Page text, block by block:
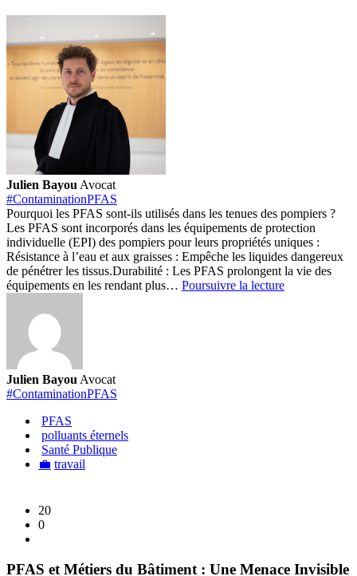
Julien Bayou Avocat
#ContaminationPFAS
Pourquoi les PFAS sont-ils utilisés dans les tenues des pompiers ?
Les PFAS sont incorporés dans les équipements de protection
individuelle (EPI) des pompiers pour leurs propriétés uniques :
Résistance à l’eau et aux graisses : Empêche les liquides dangereux
de pénétrer les tissus.Durabilité : Les PFAS prolongent la vie des
équipements en les rendant plus… Poursuivre la lectureLes
Julien Bayou Avocat
#ContaminationPFAS
PFAS
polluants éternels
Santé Publique
💼 travail
20
0
PFAS et Métiers du Bâtiment : Une Menace Invisible